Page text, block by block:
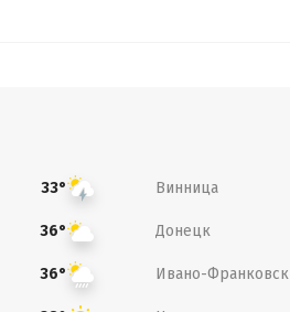
33° Винница
36° Донецк
36° Ивано-Франковск